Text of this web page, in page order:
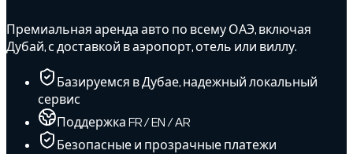
Премиальная аренда авто по всему ОАЭ, включая
Дубай, с доставкой в аэропорт, отель или виллу.
Базируемся в Дубае, надежный локальный
сервис
Поддержка FR / EN / AR
Безопасные и прозрачные платежи